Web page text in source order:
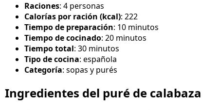
Raciones: 4 personas
Calorías por ración (kcal): 222
Tiempo de preparación: 10 minutos
Tiempo de cocinado: 20 minutos
Tiempo total: 30 minutos
Tipo de cocina: española
Categoría: sopas y purés
Ingredientes del puré de calabaza